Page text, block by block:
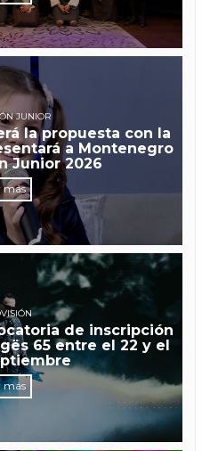
JUNIOR
la propuesta con la
a Montenegro
Junior 2026
más
de inscripción
65 entre el 22 y el
más